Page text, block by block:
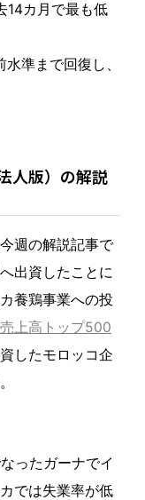
14カ月で最も低
準まで回復し、
人版）の解説
週の解説記事で
出資したことに
養鶏事業への投
上高トップ500
したモロッコ企
ったガーナでイ
では失業率が低